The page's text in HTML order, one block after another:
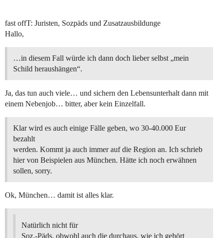
fast offT: Juristen, Sozpäds und Zusatzausbildunge
Hallo,
…in diesem Fall würde ich dann doch lieber selbst „mein
Schild heraushängen“.
Ja, das tun auch viele… und sichern den Lebensunterhalt dann mit
einem Nebenjob… bitter, aber kein Einzelfall.
Klar wird es auch einige Fälle geben, wo 30-40.000 Eur
bezahlt
werden. Kommt ja auch immer auf die Region an. Ich schrieb
hier von Beispielen aus München. Hätte ich noch erwähnen
sollen, sorry.
Ok, München… damit ist alles klar.
Natürlich nicht für
Soz.-Päds, obwohl auch die durchaus, wie ich gehört